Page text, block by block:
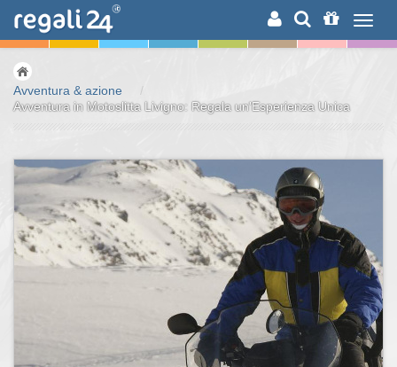
RICERCA
Avventura & azione
/
Avventura in Motoslitta Livigno: Regala un'Esperienza Unica